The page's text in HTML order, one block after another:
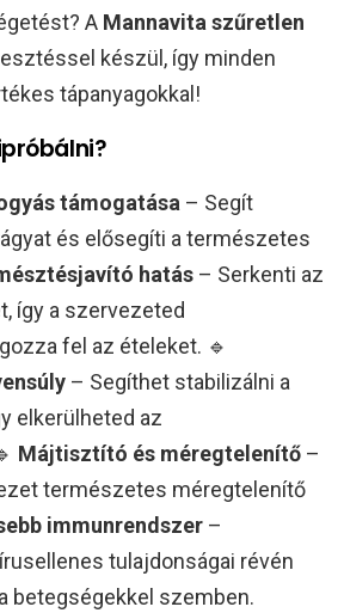
A Mannavita szűretlen
készül, így minden
tápanyagokkal!
támogatása – Segít
és elősegíti a természetes
hatás – Serkenti az
így a szervezeted
fel az ételeket. 🔹
– Segíthet stabilizálni a
elkerülheted az
Májtisztító és méregtelenítő –
természetes méregtelenítő
immunrendszer –
tulajdonságai révén
betegségekkel szemben.